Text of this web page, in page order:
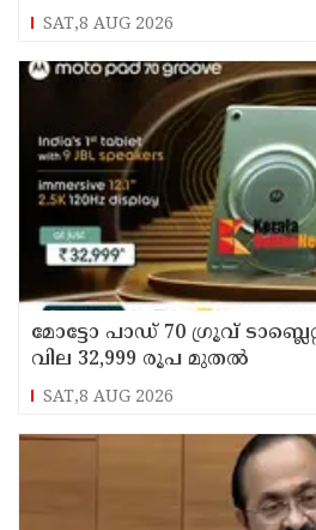
SAT,8 AUG 2026
മോട്ടോ പാഡ് 70 ഗ്രൂവ്
വില 32,999 രൂപ മുതൽ
SAT,8 AUG 2026